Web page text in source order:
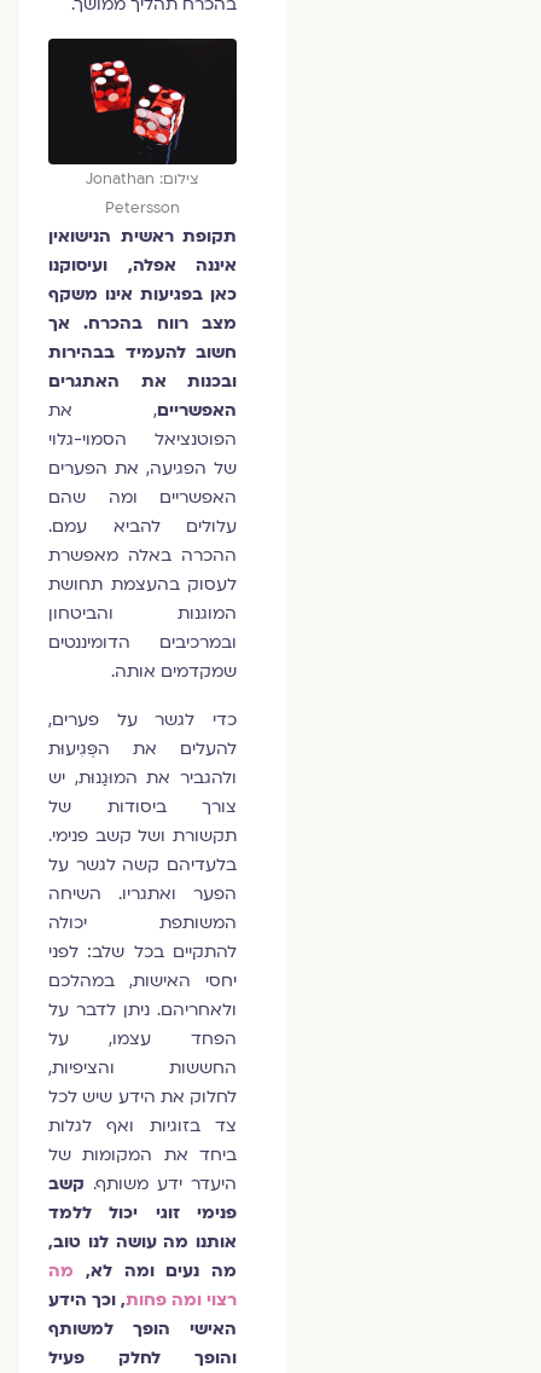
צילום: Jonathan
Petersson
תקופת ראשית הנישואין
איננה אפלה, ועיסוקנו
כאן בפגיעות אינו משקף
מצב רווח בהכרח. אך
חשוב להעמיד בבהירות
ובכנות את האתגרים
האפשריים, את
הפוטנציאל הסמוי-גלוי
של הפגיעה, את הפערים
האפשריים ומה שהם
עלולים להביא עמם.
ההכרה באלה מאפשרת
לעסוק בהעצמת תחושת
המוגנות והביטחון
ובמרכיבים הדומיננטים
שמקדמים אותה.
כדי לגשר על פערים,
להעלים את הפְּגִיעוּת
ולהגביר את המוּגַנוּת, יש
צורך ביסודות של
תקשורת ושל קשב פנימי.
בלעדיהם קשה לגשר על
הפער ואתגריו. השיחה
המשותפת יכולה
להתקיים בכל שלב: לפני
יחסי האישות, במהלכם
ולאחריהם. ניתן לדבר על
הפחד עצמו, על
החששות והציפיות,
לחלוק את הידע שיש לכל
צד בזוגיות ואף לגלות
ביחד את המקומות של
היעדר ידע משותף.קשב
פנימי זוגי יכול ללמד
אותנו מה עושה לנו טוב,
מה נעים ומה לא,מה
רצוי ומה פחות, וכך הידע
האישי הופך למשותף
והופך לחלק פעיל